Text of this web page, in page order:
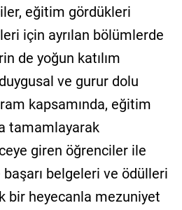
eğitim gördükleri
için ayrılan bölümlerde
de yoğun katılım
ve gurur dolu
kapsamında, eğitim
tamamlayarak
giren öğrenciler ile
belgeleri ve ödülleri
bir heyecanla mezuniyet